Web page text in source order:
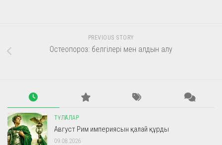
PREVIOUS STORY
Остеопороз: белгілері мен алдын алу
ТҰЛҒАЛАР
Август Рим империясын қалай құрды
09.08.2026